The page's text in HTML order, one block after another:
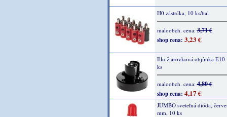
H0 zástrčka, 10 ks/bal
maloobch. cena:3,71 €
shop cena: 3,23 €
Illu žiarovková objímka E10
ks
maloobch. cena:4,80 €
shop cena: 4,17 €
JUMBO sveteľná dióda,
mm, 10 ks